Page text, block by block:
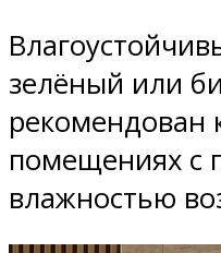
зелёный или
помещениях с
влажностью